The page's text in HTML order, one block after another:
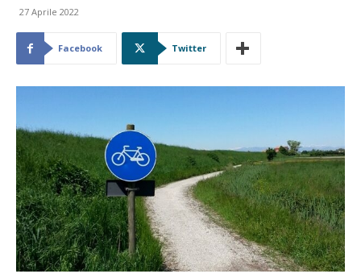
27 Aprile 2022
Facebook Twitter